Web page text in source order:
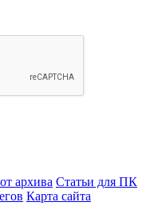
архива Статьи для ПК
Карта сайта